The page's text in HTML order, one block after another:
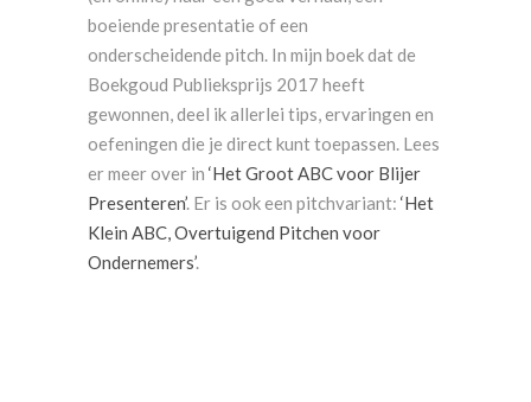
boeiende presentatie of een
onderscheidende pitch. In mijn boek dat de
Boekgoud Publieksprijs 2017 heeft
gewonnen, deel ik allerlei tips, ervaringen en
oefeningen die je direct kunt toepassen. Lees
er meer over in ‘Het Groot ABC voor Blijer
Presenteren’. Er is ook een pitchvariant: ‘Het
Klein ABC, Overtuigend Pitchen voor
Ondernemers’.